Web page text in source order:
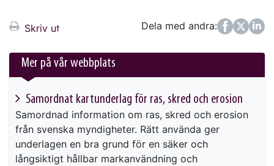
Skriv ut Dela med andra:
FacebookTwitter
LinkedIn
Mer på vår webbplats
Samordnat kartunderlag för ras, skred och erosion
Samordnad information om ras, skred och erosion
från svenska myndigheter. Rätt använda ger
underlagen en bra grund för en säker och
långsiktigt hållbar markanvändning och